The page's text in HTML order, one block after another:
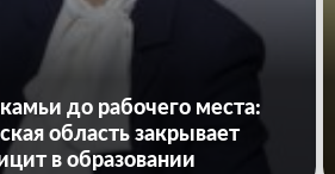
до рабочего места:
область закрывает
в образовании